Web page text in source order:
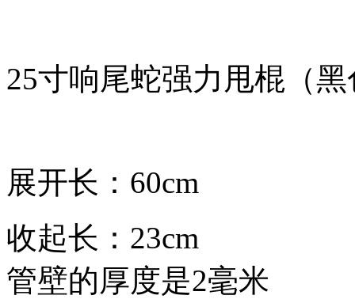
25寸响尾蛇强力甩棍（
展开长：60cm
收起长：23cm
管壁的厚度是2毫米